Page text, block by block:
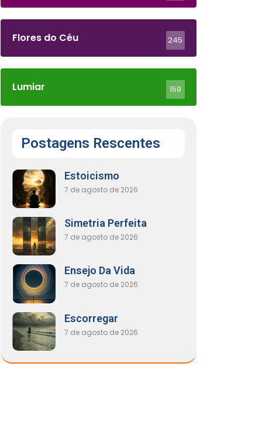
Flores do Céu 245
Lumiar 159
Postagens Rescentes
Estoicismo
7 de agosto de 2026
Simetria Perfeita
7 de agosto de 2026
Ensejo Da Vida
7 de agosto de 2026
Escorregar
7 de agosto de 2026